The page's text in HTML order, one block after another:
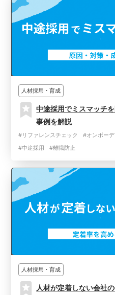
人材採用・育成
中途採用でミスマッチ
事例を解説
#リファレンスチェック #オンボー
#中途採用
#離職防止
人材採用・育成
人材が定着しない会社